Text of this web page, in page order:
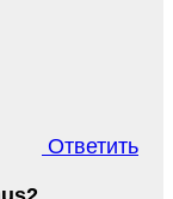
Ответить